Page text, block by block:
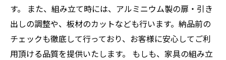
す。 また、組み立て時には、アルミニウム製の扉・引き
出しの調整や、板材のカットなども行います。納品前の
チェックも徹底して行っており、お客様に安心してご利
用頂ける品質を提供いたします。 もしも、家具の組み立